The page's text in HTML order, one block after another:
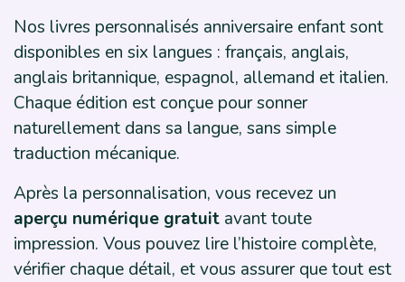
Nos livres personnalisés anniversaire enfant sont
disponibles en six langues : français, anglais,
anglais britannique, espagnol, allemand et italien.
Chaque édition est conçue pour sonner
naturellement dans sa langue, sans simple
traduction mécanique.
Après la personnalisation, vous recevez un
aperçu numérique gratuit avant toute
impression. Vous pouvez lire l’histoire complète,
vérifier chaque détail, et vous assurer que tout est